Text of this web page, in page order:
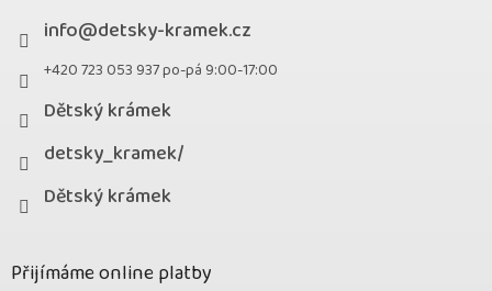
info@detsky-kramek.cz
+420 723 053 937 po-pá 9:00-17:00
Dětský krámek
detsky_kramek/
Dětský krámek
Přijímáme online platby